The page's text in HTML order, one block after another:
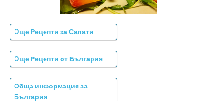
Oще Рецепти за Салати
Oще Рецепти от България
Обща информация за
България